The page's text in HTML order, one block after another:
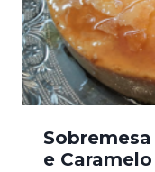
e Caramelo